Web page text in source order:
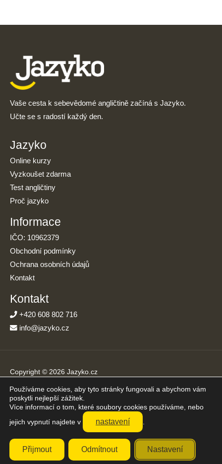
Vaše cesta k sebevědomé angličtině začíná s Jazyko.
Učte se s radostí každý den.
Jazyko
Online kurzy
Vyzkoušet zdarma
Test angličtiny
Proč jazyko
Informace
IČO: 10962379
Obchodní podmínky
Ochrana osobních údajů
Kontakt
Kontakt
+420 608 802 716
info@jazyko.cz
Copyright © 2026 Jazyko.cz
Online kurzy angličtiny s podporou živého lektora. Učíte se jen
20 minut denně.
Přijímáme platby online
Používáme cookies, aby tyto stránky fungovali a abychom vám
poskytli nejlepší zážitek.
Více informací o tom, které soubory cookies používáme, nebo
jejich vypnutí najdete v
nastavení
Přijmout Odmítnout Nastavení